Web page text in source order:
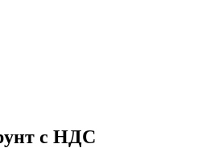
с НДС